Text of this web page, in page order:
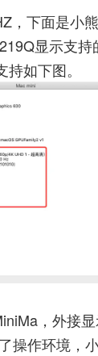
，下面是小
显示支持
如下图。
，外接
操作环境，